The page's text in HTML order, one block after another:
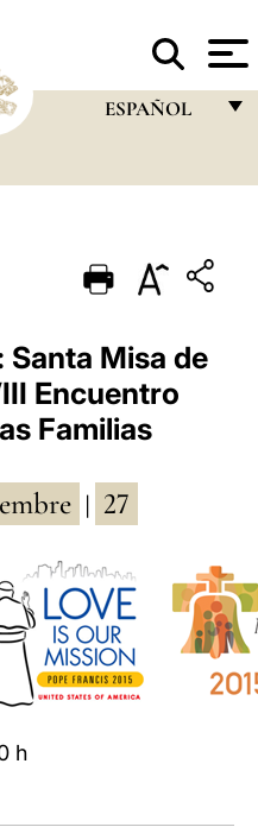
ESPAÑOL
PORTUGUÊS
ESPAÑOL
DEUTSCH
POLSKI
العربيّة
中文
LATINE
Misa de
Encuentro
Familias
27
h